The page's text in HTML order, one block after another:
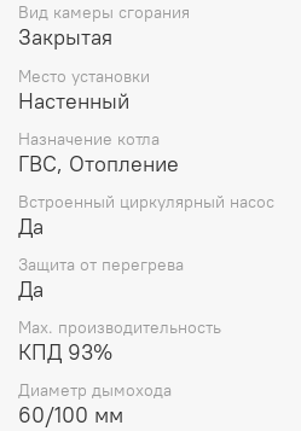
Вид камеры сгорания
Закрытая
Место установки
Настенный
Назначение котла
ГВС, Отопление
Встроенный циркулярный насос
Да
Защита от перегрева
Да
Max. производительность
КПД 93%
Диаметр дымохода
60/100 мм